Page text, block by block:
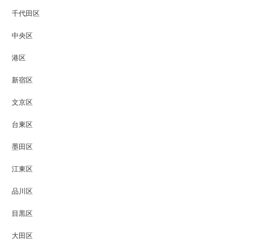
千代田区
中央区
港区
新宿区
文京区
台東区
墨田区
江東区
品川区
目黒区
大田区